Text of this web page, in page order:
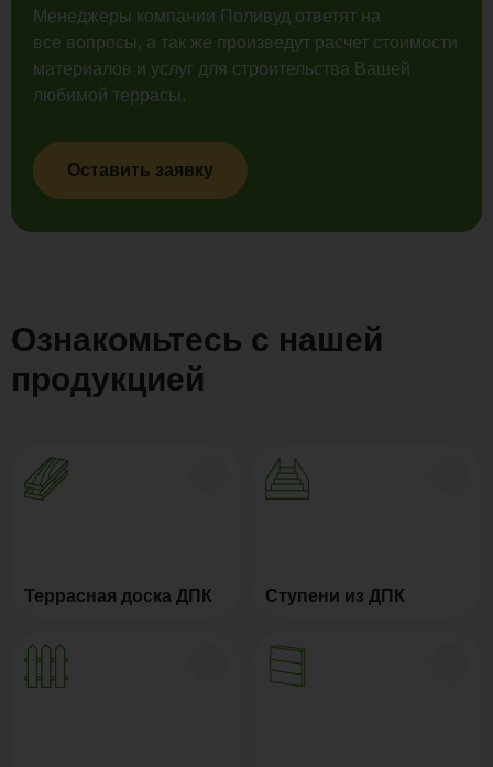
Менеджеры компании Поливуд ответят на
все вопросы, а так же произведут расчет стоимости
материалов и услуг для строительства Вашей
любимой террасы.
Оставить заявку
Ознакомьтесь с нашей
продукцией
Террасная доска ДПК Ступени из ДПК